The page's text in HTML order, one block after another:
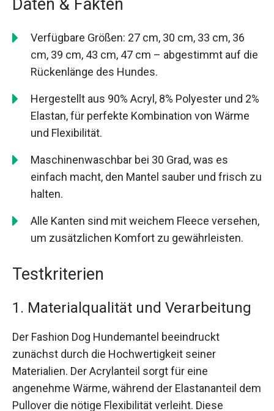
Daten & Fakten
Verfügbare Größen: 27 cm, 30 cm, 33 cm, 36
cm, 39 cm, 43 cm, 47 cm – abgestimmt auf die
Rückenlänge des Hundes.
Hergestellt aus 90% Acryl, 8% Polyester und 2%
Elastan, für perfekte Kombination von Wärme
und Flexibilität.
Maschinenwaschbar bei 30 Grad, was es
einfach macht, den Mantel sauber und frisch zu
halten.
Alle Kanten sind mit weichem Fleece versehen,
um zusätzlichen Komfort zu gewährleisten.
Testkriterien
1. Materialqualität und Verarbeitung
Der Fashion Dog Hundemantel beeindruckt
zunächst durch die Hochwertigkeit seiner
Materialien. Der Acrylanteil sorgt für eine
angenehme Wärme, während der Elastananteil dem
Pullover die nötige Flexibilität verleiht. Diese